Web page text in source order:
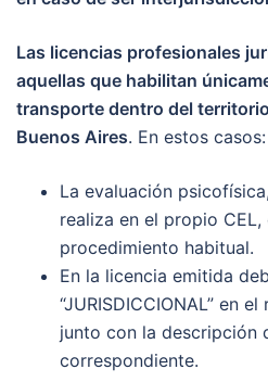
Las licencias profesionales
aquellas que habilitan
transporte dentro del
Buenos Aires. En estos casos:
La evaluación
realiza en el propio
procedimiento habitual.
En la licencia emitida
“JURISDICCIONAL” en
junto con la descripción
correspondiente.